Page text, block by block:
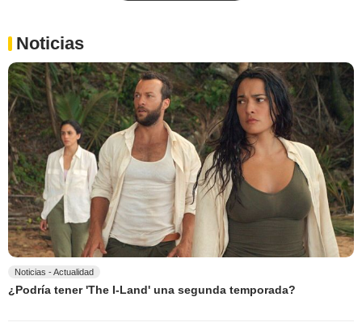
Noticias
Noticias - Actualidad
¿Podría tener 'The I-Land' una segunda temporada?